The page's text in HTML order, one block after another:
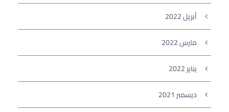
أبريل 2022
مارس 2022
يناير 2022
ديسمبر 2021